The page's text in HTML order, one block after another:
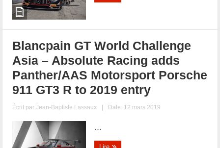
Blancpain GT World Challenge
Asia – Absolute Racing adds
Panther/AAS Motorsport Porsche
911 GT3 R to 2019 entry
Écrit parJean-Baptiste Lassaux | Date: 12 mars 2019
...